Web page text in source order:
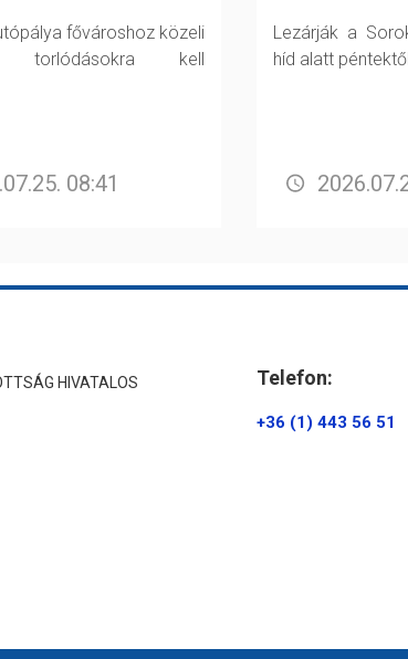
fővároshoz közeli
torlódásokra kell
08:41
Lezárják a
híd alatt
HIVATALOS
Telefon:
+36 (1) 443 56 51